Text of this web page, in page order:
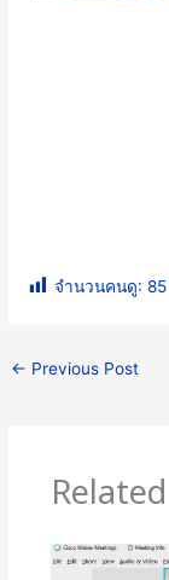
จำนวนคนดู: 85
← Previous Post